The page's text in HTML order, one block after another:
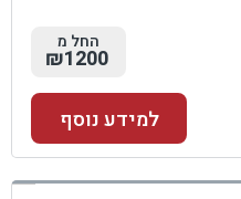
החל מ
₪1200
למידע נוסף